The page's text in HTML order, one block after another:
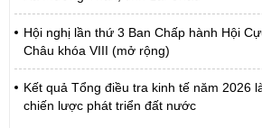
Hội nghị lần thứ 3 Ban Chấp hành Hội
Châu khóa VIII (mở rộng)
Kết quả Tổng điều tra kinh tế năm 2026
chiến lược phát triển đất nước